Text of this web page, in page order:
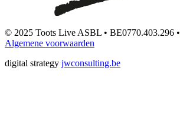
© 2025 Toots Live ASBL • BE0770.403.296 •
Algemene voorwaarden
digital strategy jwconsulting.be